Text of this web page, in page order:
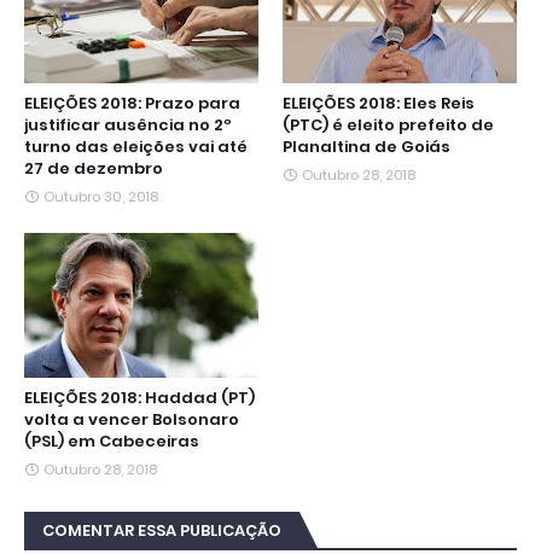
ELEIÇÕES 2018: Prazo para
justificar ausência no 2º
turno das eleições vai até
27 de dezembro
Outubro 30, 2018
ELEIÇÕES 2018: Eles Reis
(PTC) é eleito prefeito de
Planaltina de Goiás
Outubro 28, 2018
ELEIÇÕES 2018: Haddad (PT)
volta a vencer Bolsonaro
(PSL) em Cabeceiras
Outubro 28, 2018
COMENTAR ESSA PUBLICAÇÃO